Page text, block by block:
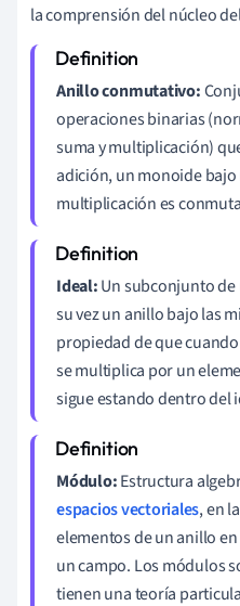
la comprensión del núcleo
Anillo conmutativo:
operaciones binarias
suma y multiplicación)
adición, un monoide
multiplicación es
Ideal:Un subconjunto
su vez un anillo bajo las
propiedad de que
se multiplica por un
sigue estando dentro del
Módulo:Estructura
espacios vectoriales, en
elementos de un anillo
un campo. Los módulos
tienen una teoría